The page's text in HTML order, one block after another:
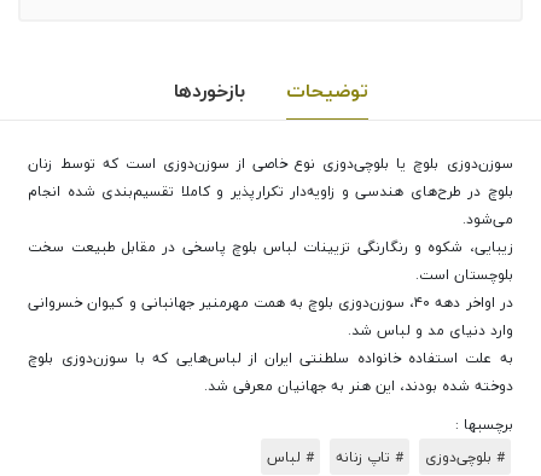
توضیحات بازخوردها
سوزن‌دوزی بلوچ یا بلوچی‌دوزی نوع خاصی از سوزن‌دوزی است که توسط زنان
بلوچ در طرح‌های هندسی و زاویه‌دار تکرارپذیر و کاملا تقسیم‌بندی شده انجام
می‌شود.
زیبایی، شکوه و رنگارنگی تزیینات لباس بلوچ پاسخی در مقابل طبیعت سخت
بلوچستان است.
در اواخر دهه ۴۰، سوزن‌دوزی بلوچ به همت مهرمنیر جهانبانی و کیوان خسروانی
وارد دنیای مد و لباس شد.
به علت استفاده خانواده سلطنتی ایران از لباس‌هایی که با سوزن‌دوزی بلوچ
دوخته شده بودند، این هنر به جهانیان معرفی شد.
برچسبها :
# بلوچی‌دوزی
# تاپ زنانه
# لباس